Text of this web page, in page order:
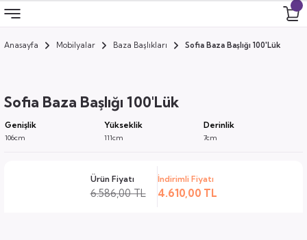
Geri Dön
Geri Dön
Geri Dön
Geri Dön
Anasayfa Mobilyalar Baza Başlıkları Sofia Baza Başlığı 100'Lük
Sofia Baza Başlığı 100'Lük
Genişlik Yükseklik Derinlik
106cm 111cm 7cm
Ürün Fiyatı
6.586,00 TL
İndirimli Fiyatı
4.610,00 TL